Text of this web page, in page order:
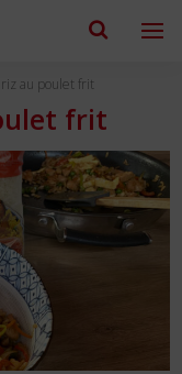
au poulet frit
frit